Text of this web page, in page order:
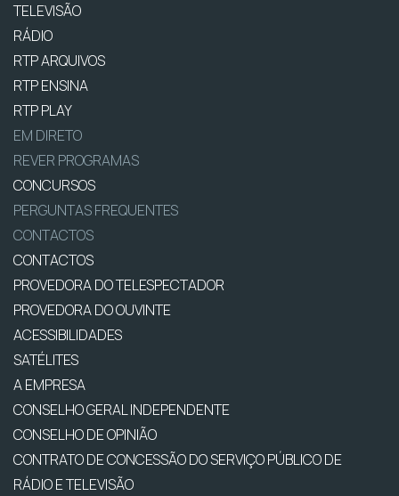
TELEVISÃO
RÁDIO
RTP ARQUIVOS
RTP ENSINA
RTP PLAY
EM DIRETO
REVER PROGRAMAS
CONCURSOS
PERGUNTAS FREQUENTES
CONTACTOS
CONTACTOS
PROVEDORA DO TELESPECTADOR
PROVEDORA DO OUVINTE
ACESSIBILIDADES
SATÉLITES
A EMPRESA
CONSELHO GERAL INDEPENDENTE
CONSELHO DE OPINIÃO
CONTRATO DE CONCESSÃO DO SERVIÇO PÚBLICO DE
RÁDIO E TELEVISÃO